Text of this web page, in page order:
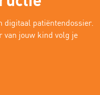
digitaal patiëntendossier.
van jouw kind volg je